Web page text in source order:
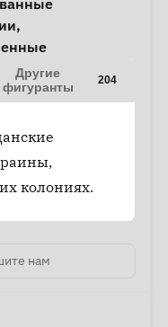
,
Другие
фигуранты
204
колониях.
нам